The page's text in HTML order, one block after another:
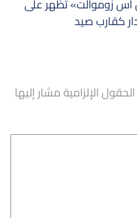
زوموالت» تظهر على
كقارب صيد
الحقول الإلزامية مشار إليها